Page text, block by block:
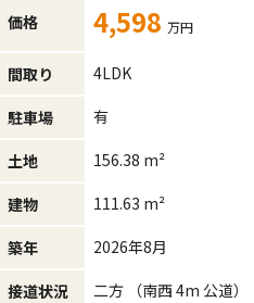
価格 4,598 万円
間取り 4LDK
駐車場 有
土地 156.38 m²
建物 111.63 m²
築年 2026年8月
接道状況 二方 （南西 4m 公道）